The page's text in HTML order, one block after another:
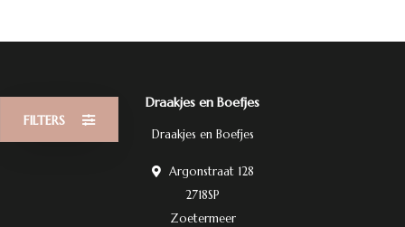
FILTERS
Draakjes en Boefjes
Draakjes en Boefjes
Argonstraat 128
2718SP
Zoetermeer